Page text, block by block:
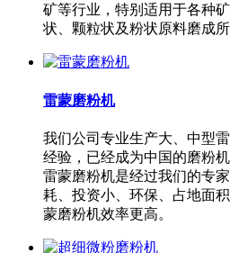
矿等行业，特别适用于各种
状、颗粒状及粉状原料磨成
雷蒙磨粉机
我们公司专业生产大、中型
经验，已经成为中国的磨粉
雷蒙磨粉机是经过我们的专
耗、投资小、环保、占地面
蒙磨粉机效率更高。